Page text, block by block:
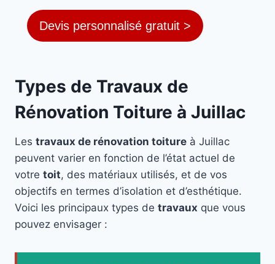
Devis personnalisé gratuit >
Types de Travaux de
Rénovation Toiture à Juillac
Les travaux de rénovation toiture à Juillac
peuvent varier en fonction de l’état actuel de
votre toit, des matériaux utilisés, et de vos
objectifs en termes d’isolation et d’esthétique.
Voici les principaux types de travaux que vous
pouvez envisager :